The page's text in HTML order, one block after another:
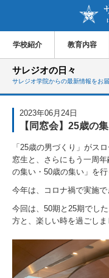
学校紹介 教育内容
サレジオの日々
サレジオ学院からの最新情報をお届
2023年06月24日
【同窓会】25歳の
「25歳の男づくり」がス
窓生と、さらにもう一周
の集い・50歳の集い」を行
今年は、コロナ禍で実施で
今回は、50期と25期でし
方と、楽しい時を過ごしま